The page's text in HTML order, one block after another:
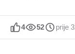
4 52 prije